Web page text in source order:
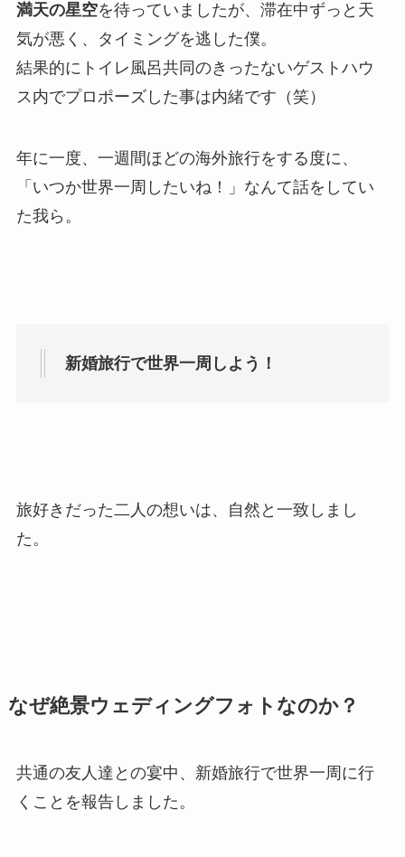
満天の星空を待っていましたが、滞在中ずっと天
気が悪く、タイミングを逃した僕。
結果的にトイレ風呂共同のきったないゲストハウ
ス内でプロポーズした事は内緒です（笑）
年に一度、一週間ほどの海外旅行をする度に、
「いつか世界一周したいね！」なんて話をしてい
た我ら。
新婚旅行で世界一周しよう！
旅好きだった二人の想いは、自然と一致しまし
た。
なぜ絶景ウェディングフォトなのか？
共通の友人達との宴中、新婚旅行で世界一周に行
くことを報告しました。